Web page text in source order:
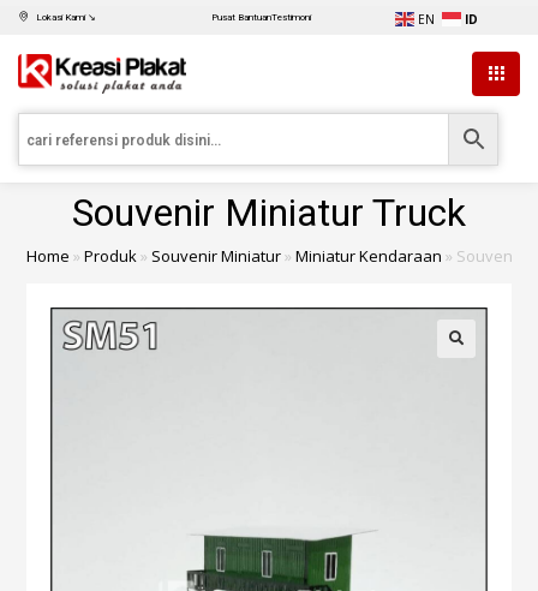
Lokasi Kami ↘ Pusat BantuanTestimoni EN ID
Souvenir Miniatur Truck
Home »Produk» Souvenir Miniatur»Miniatur Kendaraan » Souvenir